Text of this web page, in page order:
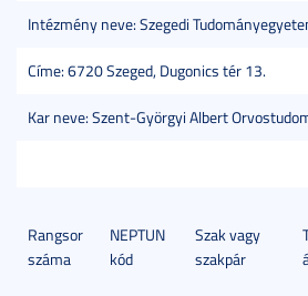
Intézmény neve: Szegedi
Címe: 6720 Szeged, Dugonics tér 13.
Kar neve: Szent-Györgyi Albert
Rangsor
száma
NEPTUN
kód
Szak vagy
szakpár